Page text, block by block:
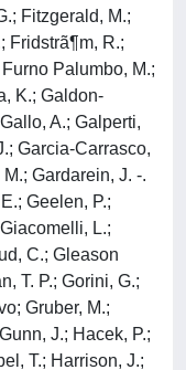
Fitzgerald, M.;
Fridstrã¶m, R.;
Palumbo, M.;
K.; Galdon-
A.; Galperti,
Garcia-Carrasco,
Gardarein, J. -.
Geelen, P.;
L.;
C.; Gleason
T. P.; Gorini, G.;
Gruber, M.;
J.; Hacek, P.;
T.; Harrison, J.;